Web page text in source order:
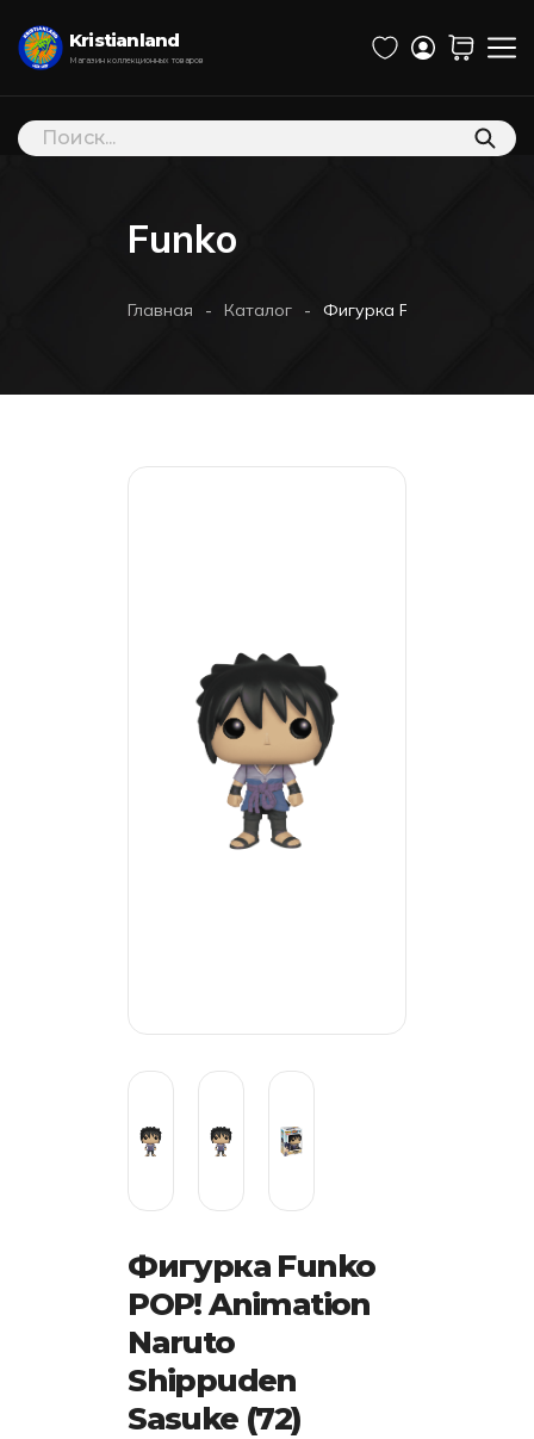
Kristianland
Магазин коллекционных товаров
Поиск
товаров
Funko
Главная - Каталог - Фигурка Funko POP!
Фигурка Funko
POP! Animation
Naruto
Shippuden
Sasuke (72)